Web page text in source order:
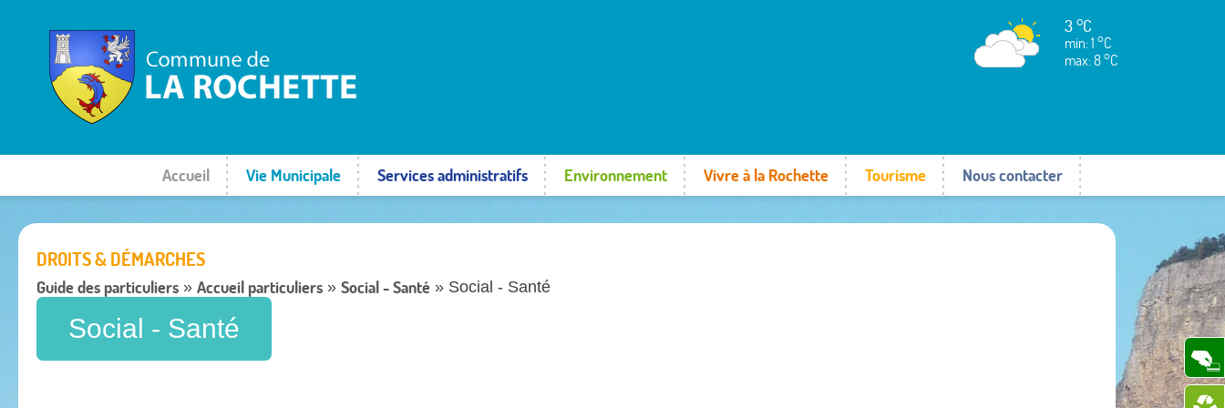
3 °C
min: 1 °C
max: 8 °C
Accueil Vie Municipale Services administratifs Environnement Vivre à la Rochette Tourisme Nous contacter
DROITS & DÉMARCHES
Guide des particuliers » Accueil particuliers » Social - Santé » Social - Santé
Social - Santé